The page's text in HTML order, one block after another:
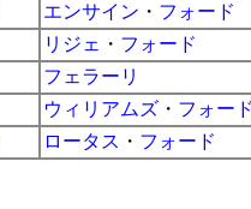
エンサイン ・ フォード
リジェ ・ フォード
フェラーリ
ウィリアムズ ・ フォー
ロータス ・ フォード